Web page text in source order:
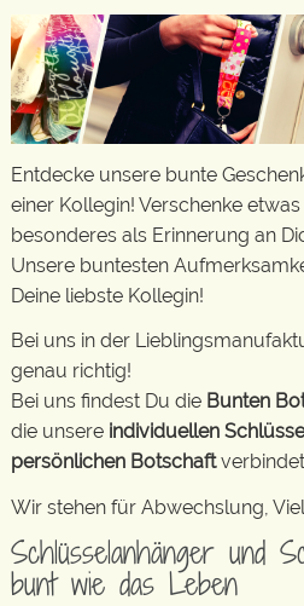
Entdecke unsere bunte
einer Kollegin! Verschenke
besonderes als Erinnerung an
Unsere buntesten
Deine liebste Kollegin!
Bei uns in der
genau richtig!
Bei uns findest Du die Bunten
die unsere individuellen
persönlichen Botschaft
Wir stehen für Abwechslung,
Schlüsselanhänger und
bunt wie das Leben